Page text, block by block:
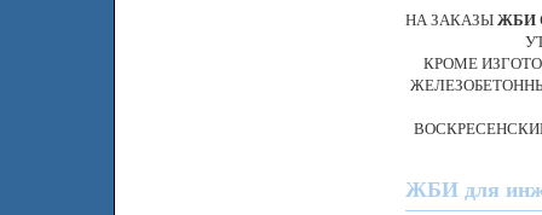
НА ЗАКАЗЫЖБИ
КРОМЕ
ЖБИ для